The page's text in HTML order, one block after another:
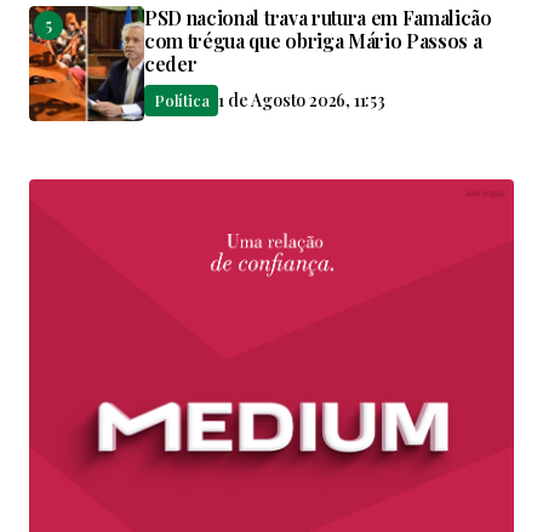
PSD nacional trava rutura em Famalicão
com trégua que obriga Mário Passos a
ceder
Política 1 de Agosto 2026, 11:53